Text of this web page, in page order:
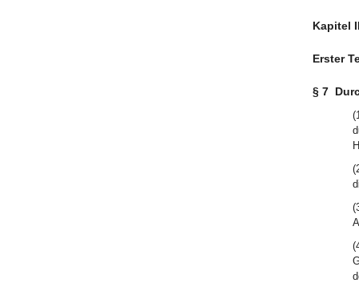
Kapitel
Erster
§ 7